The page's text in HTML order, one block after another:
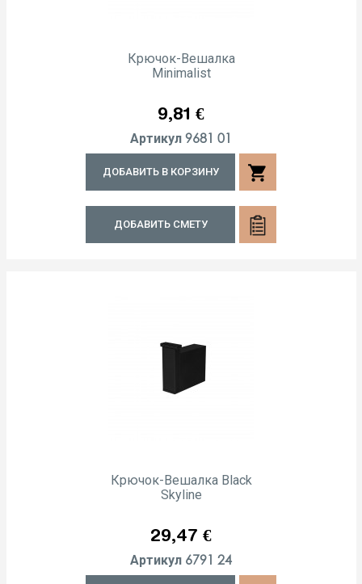
Крючок-Вешалка
Minimalist
Цена
9,81 €
Артикул 9681 01
ДОБАВИТЬ В КОРЗИНУ shopping_cart
ДОБАВИТЬ СМЕТУ
Крючок-Вешалка Black
Skyline
Цена
29,47 €
Артикул 6791 24